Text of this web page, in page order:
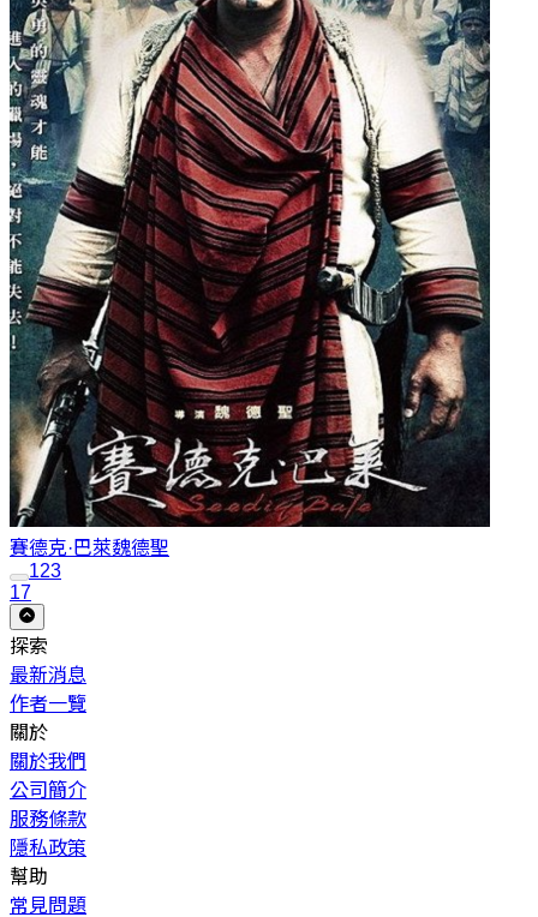
賽德克·巴萊魏德聖
123
17
探索
最新消息
作者一覽
關於
關於我們
公司簡介
服務條款
隱私政策
幫助
常見問題